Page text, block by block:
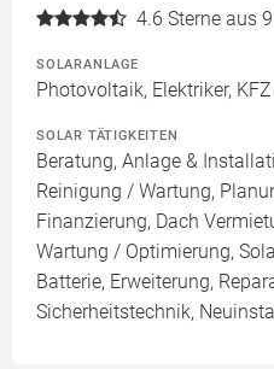
4.6 Sterne aus
SOLARANLAGE
Photovoltaik, Elektriker,
SOLAR TÄTIGKEITEN
Beratung, Anlage &
Reinigung / Wartung,
Finanzierung, Dach
Wartung / Optimierung,
Batterie, Erweiterung,
Sicherheitstechnik,